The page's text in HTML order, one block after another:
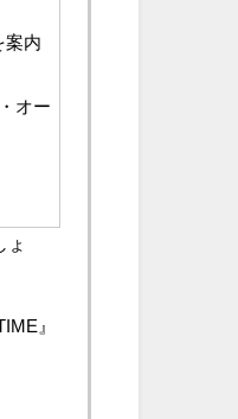
案内
オー
ょ
』